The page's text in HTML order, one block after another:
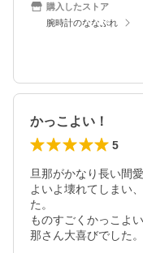
購入したストア
腕時計のななぷれ
かっこよい！
5
旦那がかなり長い間
よいよ壊れてしまい
た。
ものすごくかっこよ
那さん大喜びでした。